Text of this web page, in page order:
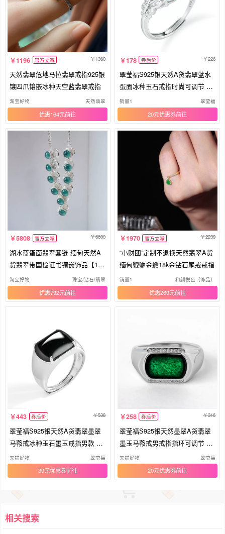
1196 官方立减 1360
天然翡翠危地马拉翡翠戒指925银
镶四爪镶嵌冰种天空蓝翡翠戒指
淘宝好物 天然翡翠
优惠164元
178 券后价 226
翠莹福S925银天然A货翡翠蓝水
蛋面冰种玉石戒指时尚可调节 D2
79
销量1 翠莹福
20元优惠券
5808 官方立减 6600
湖水蓝蛋面翡翠套链 缅甸天然A
货翡翠带国检证书镶嵌饰品【145
4】
淘宝好物 珠宝/钻石/翡翠
优惠792元
1970 官方立减 2239
“小财团”定制不退换天然翡翠A货
缅甸貔貅金蟾18k金钻石尾戒戒指
销量1 和颜悦色（饰品）
优惠269元
443 券后价 538
翠莹福S925银天然A货翡翠墨翠
马鞍戒冰种玉石墨玉戒指男款 D9
65
天猫好物 翠莹福
30元优惠券
258 券后价 316
翠莹福S925银天然墨翠A货翡翠
墨玉马鞍戒男戒指指环可调节 D2
03
天猫好物 翠莹福
20元优惠券
相关搜索